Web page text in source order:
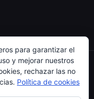
para garantizar el
y mejorar nuestros
rechazar las no
Política de cookies